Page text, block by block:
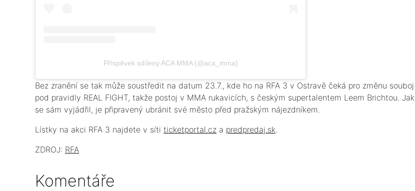
Příspěvek sdílený ACA MMA (@aca_mma)
Bez zranění se tak může soustředit na datum 23.7., kde ho na RFA 3 v Ostravě čeká pro změnu souboj
pod pravidly REAL FIGHT, takže postoj v MMA rukavicích, s českým supertalentem Leem Brichtou. Jak
se sám vyjádřil, je připravený ubránit své město před pražským nájezdníkem.
Lístky na akci RFA 3 najdete v síti ticketportal.cz a predpredaj.sk
ZDROJ: RFA
Komentáře